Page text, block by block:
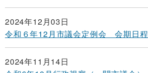
2024年12月03日
令和６年12月市議会定例会 会期日程
2024年11月14日